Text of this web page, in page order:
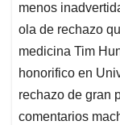
menos
ola de rechazo
medicina Tim
honorifico en
rechazo de gran
comentarios